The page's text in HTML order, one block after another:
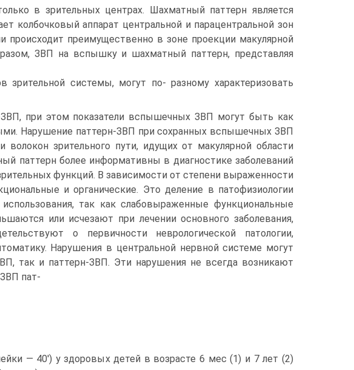
в зрительных центрах. Шахматный паттерн является
колбочковый аппарат центральной и парацентральной зон
происходит преимущественно в зоне проекции макулярной
ЗВП на вспышку и шахматный паттерн, представляя
зрительной системы, могут по- разному характеризовать
при этом показатели вспышечных ЗВП могут быть как
Нарушение паттерн-ЗВП при сохранных вспышечных ЗВП
волокон зрительного пути, идущих от макулярной области
паттерн более информативны в диагностике заболеваний
функций. В зависимости от степени выраженности
и органические. Это деление в патофизиологии
так как слабовыраженные функциональные
или исчезают при лечении основного заболевания,
о первичности неврологической патологии,
Нарушения в центральной нервной системе могут
так и паттерн-ЗВП. Эти нарушения не всегда возникают
пат-
— 40') у здоровых детей в возрасте 6 мес (1) и 7 лет (2)